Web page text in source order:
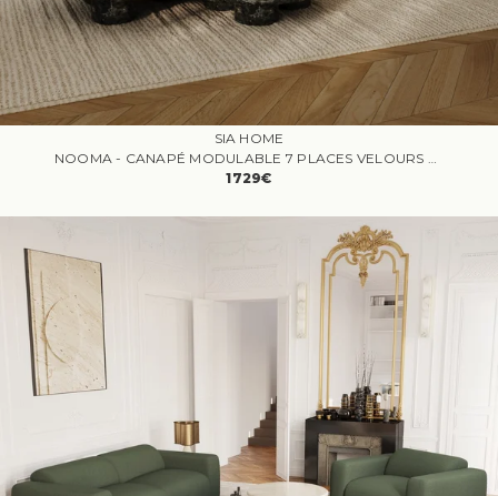
SIA HOME
NOOMA - CANAPÉ MODULABLE 7 PLACES VELOURS BEIGE
1729€